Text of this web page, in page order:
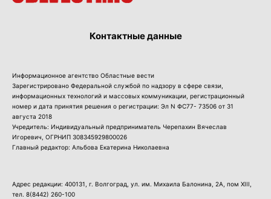
Контактные данные
Информационное агентство Областные вести
Зарегистрировано Федеральной службой по надзору в сфере связи,
информационных технологий и массовых коммуникации, регистрационный
номер и дата принятия решения о регистрации: Эл N ФС77- 73506 от 31
августа 2018
Учредитель: Индивидуальный предприниматель Черепахин Вячеслав
Игоревич, ОГРНИП 308345929800026
Главный редактор: Альбова Екатерина Николаевна
Адрес редакции: 400131, г. Волгоград, ул. им. Михаила Балонина, 2А, пом XIII,
тел. 8(8442) 260-100